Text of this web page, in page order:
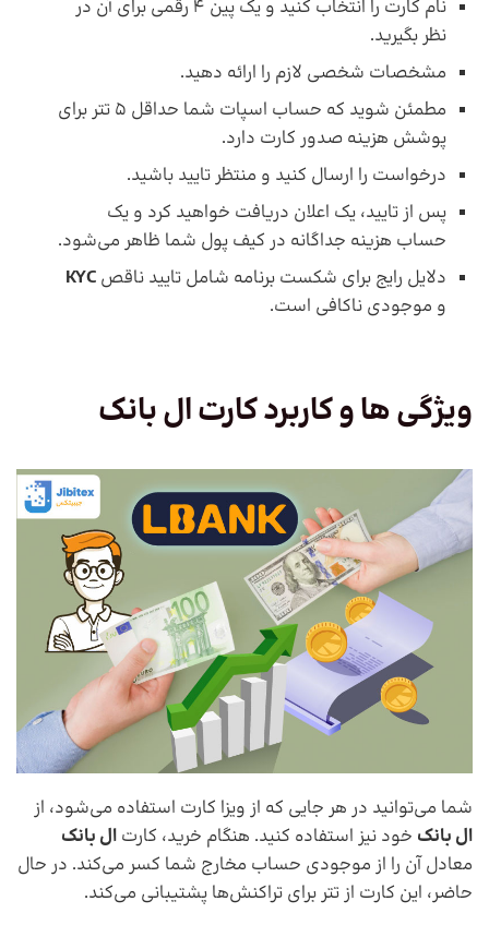
نام کارت را انتخاب کنید و یک پین 4 رقمی برای آن در
نظر بگیرید.
مشخصات شخصی لازم را ارائه دهید.
مطمئن شوید که حساب اسپات شما حداقل 5 تتر برای
پوشش هزینه صدور کارت دارد.
درخواست را ارسال کنید و منتظر تایید باشید.
پس از تایید، یک اعلان دریافت خواهید کرد و یک
حساب هزینه جداگانه در کیف پول شما ظاهر می‌شود.
دلایل رایج برای شکست برنامه شامل تایید ناقص KYC
و موجودی ناکافی است.
ویژگی ها و کاربرد کارت ال بانک
شما می‌توانید در هر جایی که از ویزا کارت استفاده می‌شود، از
ال بانک خود نیز استفاده کنید. هنگام خرید، کارت ال بانک
معادل آن را از موجودی حساب مخارج شما کسر می‌کند. در حال
حاضر، این کارت از تتر برای تراکنش‌ها پشتیبانی می‌کند.